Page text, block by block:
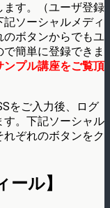
ます。（ユーザ登録
ソーシャルメディ
ボタンからでもユ
簡単に登録できま
プル講座をご覧頂
をご入力後、ログ
。下記ソーシャル
ぞれのボタンをク
ル】